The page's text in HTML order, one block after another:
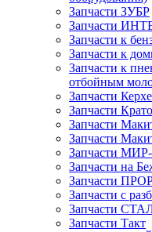
Запчасти ЗУБР
Запчасти
Запчасти к
Запчасти к
Запчасти к
отбойным
Запчасти
Запчасти
Запчасти
Запчасти
Запчасти МИР-
Запчасти на
Запчасти
Запчасти с
Запчасти
Запчасти Такт